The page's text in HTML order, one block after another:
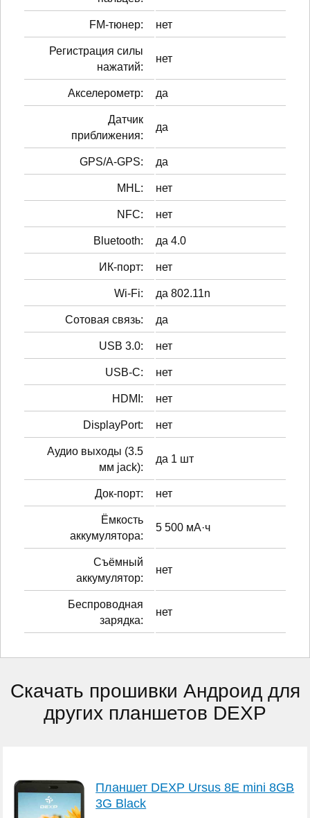
FM-тюнер: нет
Регистрация силы
нажатий:
нет
Акселерометр: да
Датчик
приближения:
да
GPS/A-GPS: да
MHL: нет
NFC: нет
Bluetooth: да 4.0
ИК-порт: нет
Wi-Fi: да 802.11n
Сотовая связь: да
USB 3.0: нет
USB-C: нет
HDMI: нет
DisplayPort: нет
Аудио выходы (3.5
мм jack):
да 1 шт
Док-порт: нет
Ёмкость
аккумулятора:
5 500 мА·ч
Cъёмный
аккумулятор:
нет
Беспроводная
зарядка:
нет
Скачать прошивки Андроид для
других планшетов DEXP
Планшет DEXP Ursus 8E mini 8GB
3G Black